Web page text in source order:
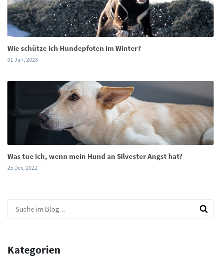
Wie schütze ich Hundepfoten im Winter?
01 Jan, 2023
Was tue ich, wenn mein Hund an Silvester Angst hat?
25 Dec, 2022
Kategorien